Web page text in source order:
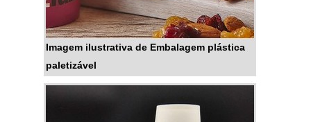
Imagem ilustrativa de Embalagem plástica
paletizável